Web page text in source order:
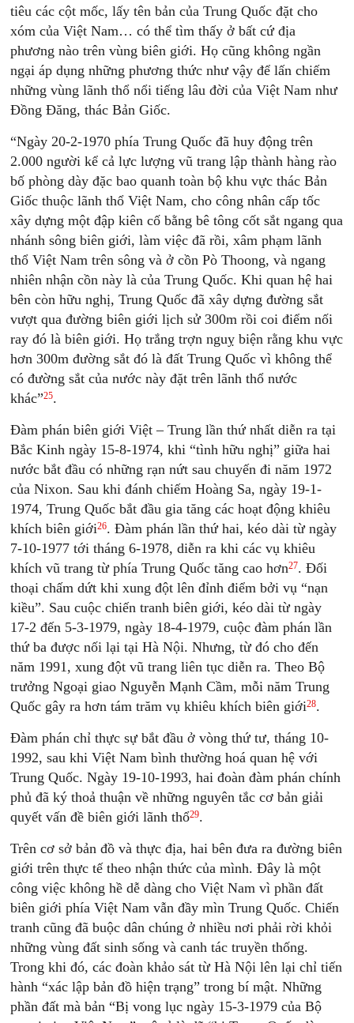
tiêu các cột mốc, lấy tên bản của Trung Quốc đặt cho
xóm của Việt Nam… có thể tìm thấy ở bất cứ địa
phương nào trên vùng biên giới. Họ cũng không ngần
ngại áp dụng những phương thức như vậy để lấn chiếm
những vùng lãnh thổ nổi tiếng lâu đời của Việt Nam như
Đồng Đăng, thác Bản Giốc.
“Ngày 20-2-1970 phía Trung Quốc đã huy động trên
2.000 người kể cả lực lượng vũ trang lập thành hàng rào
bố phòng dày đặc bao quanh toàn bộ khu vực thác Bản
Giốc thuộc lãnh thổ Việt Nam, cho công nhân cấp tốc
xây dựng một đập kiên cố bằng bê tông cốt sắt ngang qua
nhánh sông biên giới, làm việc đã rồi, xâm phạm lãnh
thổ Việt Nam trên sông và ở cồn Pò Thoong, và ngang
nhiên nhận cồn này là của Trung Quốc. Khi quan hệ hai
bên còn hữu nghị, Trung Quốc đã xây dựng đường sắt
vượt qua đường biên giới lịch sử 300m rồi coi điểm nối
ray đó là biên giới. Họ trắng trợn nguỵ biện rằng khu vực
hơn 300m đường sắt đó là đất Trung Quốc vì không thể
có đường sắt của nước này đặt trên lãnh thổ nước
khác”25.
Đàm phán biên giới Việt – Trung lần thứ nhất diễn ra tại
Bắc Kinh ngày 15-8-1974, khi “tình hữu nghị” giữa hai
nước bắt đầu có những rạn nứt sau chuyến đi năm 1972
của Nixon. Sau khi đánh chiếm Hoàng Sa, ngày 19-1-
1974, Trung Quốc bắt đầu gia tăng các hoạt động khiêu
khích biên giới26. Đàm phán lần thứ hai, kéo dài từ ngày
7-10-1977 tới tháng 6-1978, diễn ra khi các vụ khiêu
khích vũ trang từ phía Trung Quốc tăng cao hơn27. Đối
thoại chấm dứt khi xung đột lên đỉnh điểm bởi vụ “nạn
kiều”. Sau cuộc chiến tranh biên giới, kéo dài từ ngày
17-2 đến 5-3-1979, ngày 18-4-1979, cuộc đàm phán lần
thứ ba được nối lại tại Hà Nội. Nhưng, từ đó cho đến
năm 1991, xung đột vũ trang liên tục diễn ra. Theo Bộ
trưởng Ngoại giao Nguyễn Mạnh Cầm, mỗi năm Trung
Quốc gây ra hơn tám trăm vụ khiêu khích biên giới28.
Đàm phán chỉ thực sự bắt đầu ở vòng thứ tư, tháng 10-
1992, sau khi Việt Nam bình thường hoá quan hệ với
Trung Quốc. Ngày 19-10-1993, hai đoàn đàm phán chính
phủ đã ký thoả thuận về những nguyên tắc cơ bản giải
quyết vấn đề biên giới lãnh thổ29.
Trên cơ sở bản đồ và thực địa, hai bên đưa ra đường biên
giới trên thực tế theo nhận thức của mình. Đây là một
công việc không hề dễ dàng cho Việt Nam vì phần đất
biên giới phía Việt Nam vẫn đầy mìn Trung Quốc. Chiến
tranh cũng đã buộc dân chúng ở nhiều nơi phải rời khỏi
những vùng đất sinh sống và canh tác truyền thống.
Trong khi đó, các đoàn khảo sát từ Hà Nội lên lại chỉ tiến
hành “xác lập bản đồ hiện trạng” trong bí mật. Những
phần đất mà bản “Bị vong lục ngày 15-3-1979 của Bộ